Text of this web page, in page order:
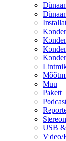
Muu
Pakett
USB
Video/